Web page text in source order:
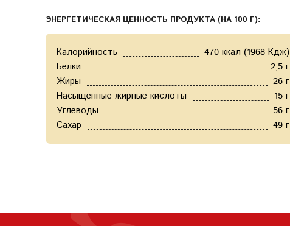
ЭНЕРГЕТИЧЕСКАЯ ЦЕННОСТЬ ПРОДУКТА (НА 100 Г):
Калорийность
470 ккал (1968 Кдж)
Белки
2,5 г
Жиры
26 г
Насыщенные жирные кислоты
15 г
Углеводы
56 г
Сахар
49 г